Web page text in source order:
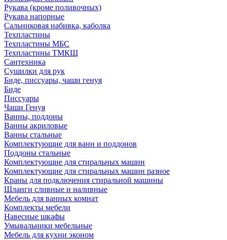
Рукава (кроме поливочных)
Рукава напорные
Сальниковая набивка, каболка
Техпластины
Техпластины МБС
Техпластины ТМКЩ
Сантехника
Сушилки для рук
Биде, писсуары, чаши генуя
Биде
Писсуары
Чаши Генуя
Ванны, поддоны
Ванны акриловые
Ванны стальные
Комплектующие для ванн и поддонов
Поддоны стальные
Комплектующие для стиральных машин
Комплектующие для стиральных машин разное
Краны для подключения стиральной машины
Шланги сливные и наливные
Мебель для ванных комнат
Комплекты мебели
Навесные шкафы
Умывальники мебельные
Мебель для кухни эконом